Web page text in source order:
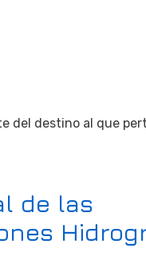
del destino al que
de las